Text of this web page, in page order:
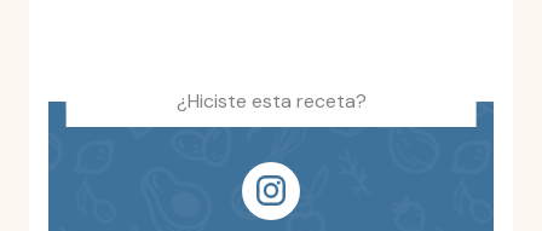
¿Hiciste esta receta?